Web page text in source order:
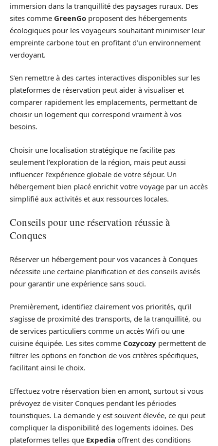
immersion dans la tranquillité des paysages ruraux. Des
sites comme GreenGo proposent des hébergements
écologiques pour les voyageurs souhaitant minimiser leur
empreinte carbone tout en profitant d’un environnement
verdoyant.
S’en remettre à des cartes interactives disponibles sur les
plateformes de réservation peut aider à visualiser et
comparer rapidement les emplacements, permettant de
choisir un logement qui correspond vraiment à vos
besoins.
Choisir une localisation stratégique ne facilite pas
seulement l’exploration de la région, mais peut aussi
influencer l’expérience globale de votre séjour. Un
hébergement bien placé enrichit votre voyage par un accès
simplifié aux activités et aux ressources locales.
Conseils pour une réservation réussie à
Conques
Réserver un hébergement pour vos vacances à Conques
nécessite une certaine planification et des conseils avisés
pour garantir une expérience sans souci.
Premièrement, identifiez clairement vos priorités, qu’il
s’agisse de proximité des transports, de la tranquillité, ou
de services particuliers comme un accès Wifi ou une
cuisine équipée. Les sites comme Cozycozy permettent de
filtrer les options en fonction de vos critères spécifiques,
facilitant ainsi le choix.
Effectuez votre réservation bien en amont, surtout si vous
prévoyez de visiter Conques pendant les périodes
touristiques. La demande y est souvent élevée, ce qui peut
compliquer la disponibilité des logements idoines. Des
plateformes telles que Expedia offrent des conditions